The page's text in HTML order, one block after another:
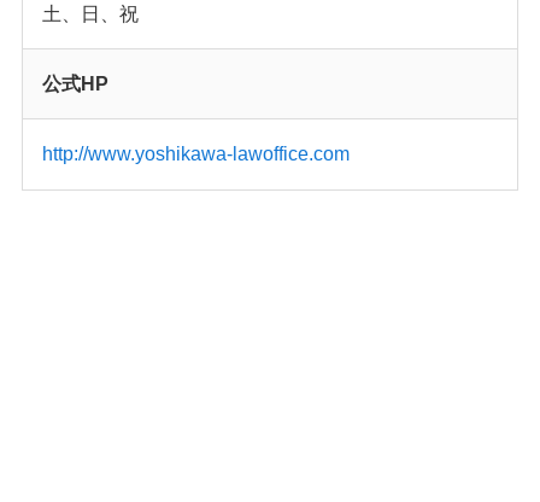
土、日、祝
公式HP
http://www.yoshikawa-lawoffice.com